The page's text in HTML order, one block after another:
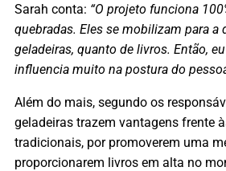
Sarah conta: “O projeto funciona
quebradas. Eles se mobilizam para a
geladeiras, quanto de livros. Então,
influencia muito na postura do
Além do mais, segundo os
geladeiras trazem vantagens frente
tradicionais, por promoverem uma
proporcionarem livros em alta no